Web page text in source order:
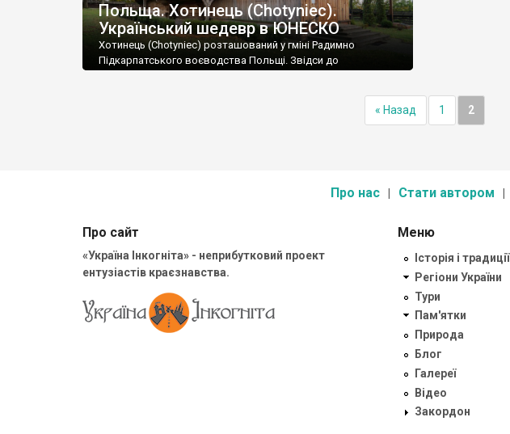
Польща. Хотинець (Chotyniec).
Український шедевр в ЮНЕСКО
Хотинець (Chotyniec) розташований у гміні Радимно
Підкарпатського воєводства Польщі. Звідси до
« Назад 1 2
Про нас Стати автором
Про сайт
«Україна Інкогніта» - неприбутковий проект
ентузіастів краєзнавства.
Меню
Історія і традиції
Регіони України
Тури
Пам'ятки
Природа
Блог
Галереї
Відео
Закордон